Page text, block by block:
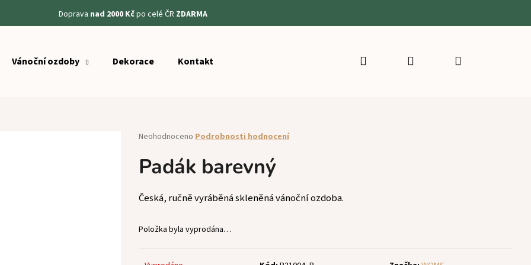
Doprava nad 2000 Kčpo celé ČR ZDARMA
Vánoční ozdoby Dekorace Kontakt Hledat PřihlášeníNákupní
Průměrné
produktu
je
z
5
Neohodnoceno Podrobnosti hodnocení
Padák barevný
Česká, ručně vyráběná skleněná vánoční ozdoba.
Položka byla vyprodána…
Co potřebujete najít?